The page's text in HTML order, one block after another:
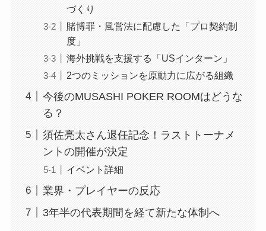
づくり
賭博罪・風営法に配慮した「プロ契約制
度」
海外挑戦を支援する「USインターン」
2つのミッションを原動力に広がる組織
今後のMUSASHI POKER ROOMはどうな
る？
須佐亮太さん退任記念！ラストトーナメ
ントの開催が決定
イベント詳細
業界・プレイヤーの反応
3年半の代表期間を経て新たな体制へ